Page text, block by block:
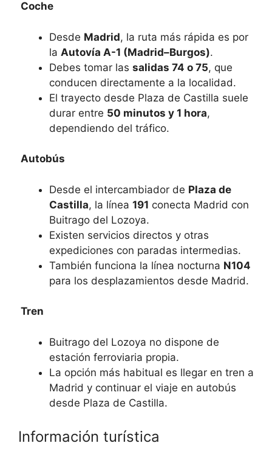
Coche
Desde Madrid, la ruta más rápida es por
la Autovía A-1 (Madrid–Burgos).
Debes tomar las salidas 74 o 75, que
conducen directamente a la localidad.
El trayecto desde Plaza de Castilla suele
durar entre 50 minutos y 1 hora,
dependiendo del tráfico.
Autobús
Desde el intercambiador de Plaza de
Castilla, la línea 191 conecta Madrid con
Buitrago del Lozoya.
Existen servicios directos y otras
expediciones con paradas intermedias.
También funciona la línea nocturna N104
para los desplazamientos desde Madrid.
Tren
Buitrago del Lozoya no dispone de
estación ferroviaria propia.
La opción más habitual es llegar en tren a
Madrid y continuar el viaje en autobús
desde Plaza de Castilla.
Información turística